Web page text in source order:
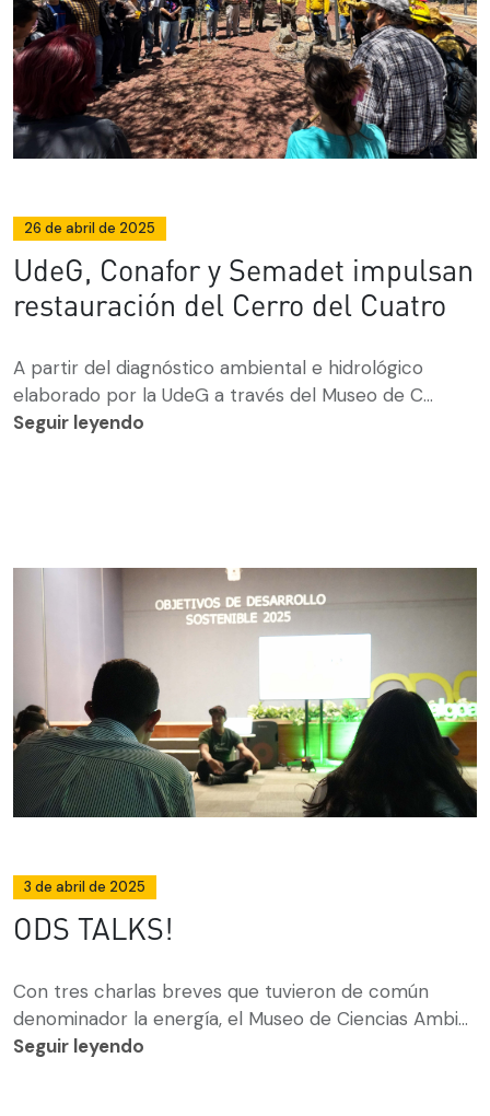
26 de abril de 2025
UdeG, Conafor y Semadet impulsan
restauración del Cerro del Cuatro
A partir del diagnóstico ambiental e hidrológico
elaborado por la UdeG a través del Museo de C...
Seguir leyendo
3 de abril de 2025
ODS TALKS!
Con tres charlas breves que tuvieron de común
denominador la energía, el Museo de Ciencias Ambi...
Seguir leyendo